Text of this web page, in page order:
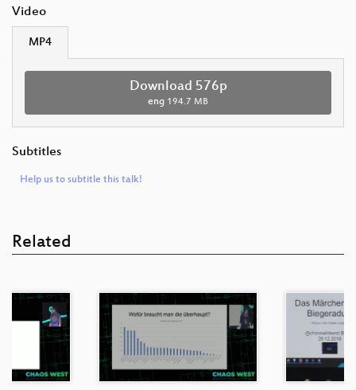
Video
MP4
Download 576p
eng 194.7 MB
Subtitles
Help us to subtitle this talk!
Related